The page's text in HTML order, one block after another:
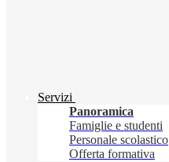
Servizi
Panoramica
Famiglie e studenti
Personale scolastico
Offerta formativa